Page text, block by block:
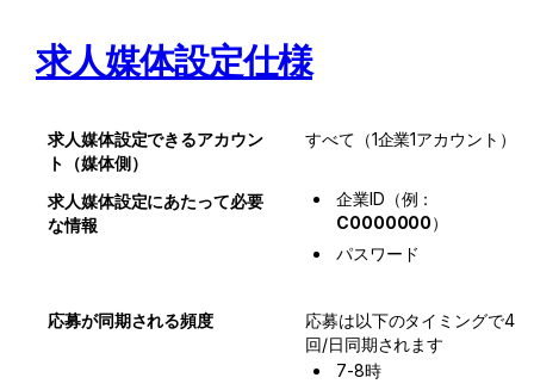
求人媒体設定仕様
求人媒体設定できるアカウン
ト（媒体側）
すべて（1企業1アカウント）
求人媒体設定にあたって必要
な情報
企業ID（例：
C0000000）
パスワード
応募が同期される頻度
応募は以下のタイミングで4
回/日同期されます
7-8時